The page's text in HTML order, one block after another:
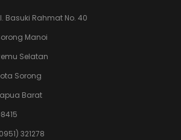
Basuki Rahmat No. 40
Manoi
Selatan
Sorong
Barat
321278